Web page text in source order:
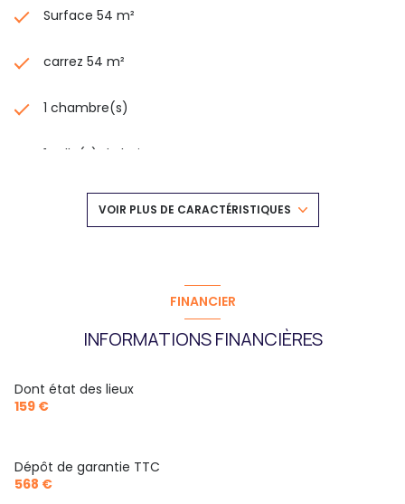
Surface 54 m²
carrez 54 m²
1 chambre(s)
1 salle(s) de bain
construit en 2100
Chauffage collectif : chaudière (gaz de ville)
exposition Ouest
3 étage(s)
vue jardin
VOIR PLUS DE CARACTÉRISTIQUES
FINANCIER
INFORMATIONS FINANCIÈRES
Dont état des lieux
159 €
Dépôt de garantie TTC
568 €